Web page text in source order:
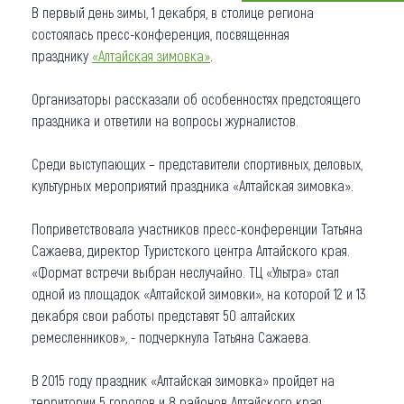
Что привезти (сувениры)
О регионе
Коллекция впечатлений
Другие рубрики
В первый день зимы, 1 декабря, в столице региона
состоялась пресс-конференция, посвященная
празднику «Алтайская зимовка»
Организаторы рассказали об особенностях предстоящего
праздника и ответили на вопросы журналистов.
Среди выступающих – представители спортивных, деловых,
культурных мероприятий праздника «Алтайская зимовка».
Поприветствовала участников пресс-конференции Татьяна
Сажаева, директор Туристского центра Алтайского края.
«Формат встречи выбран неслучайно. ТЦ «Ультра» стал
одной из площадок «Алтайской зимовки», на которой 12 и 13
декабря свои работы представят 50 алтайских
ремесленников», - подчеркнула Татьяна Сажаева.
В 2015 году праздник «Алтайская зимовка» пройдет на